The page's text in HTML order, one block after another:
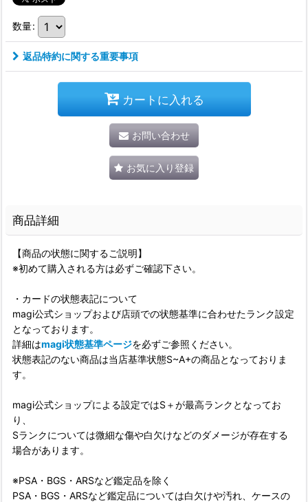
数量:
返品特約に関する重要事項
カートに入れる
お問い合わせ
お気に入り登録
商品詳細
【商品の状態に関するご説明】
※初めて購入される方は必ずご確認下さい。
・カードの状態表記について
magi公式ショップおよび店頭での状態基準に合わせたランク設定
となっております。
詳細はmagi状態基準ページを必ずご参照ください。
状態表記のない商品は当店基準状態S~A+の商品となっておりま
す。
magi公式ショップによる設定ではS＋が最高ランクとなってお
り、
Sランクについては微細な傷や白欠けなどのダメージが存在する
場合があります。
※PSA・BGS・ARSなど鑑定品を除く
PSA・BGS・ARSなど鑑定品については白欠けや汚れ、ケースの